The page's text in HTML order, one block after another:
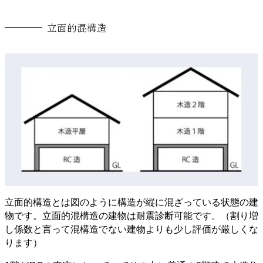
立面的混構造
立面的構造とは図のように構造が縦に混ざっている状態の建
物です。立面的混構造の建物は耐震診断可能です。（割り増
し係数と言って混構造でない建物よりも少し評価が厳しくな
ります）